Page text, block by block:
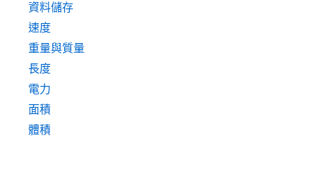
資料儲存
速度
重量與質量
長度
電力
面積
體積